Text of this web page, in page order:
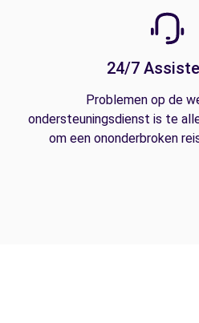
24/7
Problemen op de
ondersteuningsdienst is te
om een ononderbroken